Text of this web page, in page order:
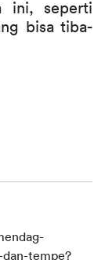
ini, seperti
bisa tiba-
dan-tempe?